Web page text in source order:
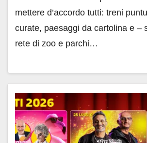
mettere d’accordo tutti: treni
curate, paesaggi da cartolina e –
rete di zoo e parchi…